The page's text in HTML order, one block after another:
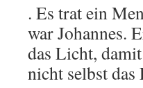
. Es trat ein
war Johannes.
das Licht,
nicht selbst